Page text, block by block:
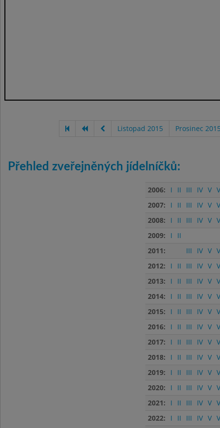
Listopad 2015 Prosinec
Přehled zveřejněných jídelníčků:
2006: I II III IV V
2007:
I II III IV V
2008:
I II III IV V
2009:
I
II
2011:
III IV V
2012:
I II III IV V
2013:
I II III IV V
2014:
I II III IV V
2015:
I II III IV V
2016:
I II III IV V
2017:
I II III IV V
2018:
I II III IV V
2019:
I II III IV V
2020:
I II III IV V
2021:
I II III IV V
2022:
I II III IV V